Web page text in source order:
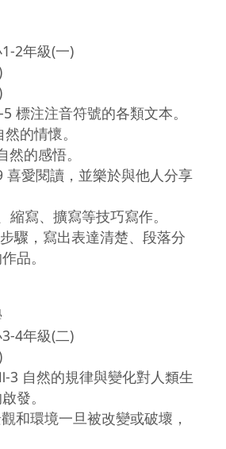
2年級(一)
標注注音符號的各類文本。
的情懷。
的感悟。
喜愛閱讀，並樂於與他人分享
縮寫、擴寫等技巧寫作。
驟，寫出表達清楚、段落分
品。
4年級(二)
3 自然的規律與變化對人類生
發。
和環境一旦被改變或破壞，